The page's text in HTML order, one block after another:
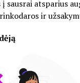
sausrai atsparius
ir